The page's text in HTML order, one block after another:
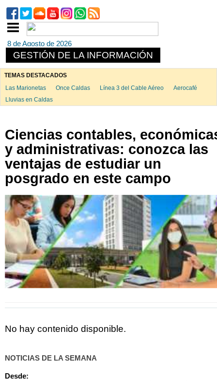
8 de Agosto de 2026
GESTIÓN DE LA INFORMACIÓN
TEMAS DESTACADOS
Las Marionetas
Once Caldas Línea 3 del Cable Aéreo
Aerocafé
Lluvias en Caldas
Ciencias contables,
y administrativas: conozca las
ventajas de estudiar un
posgrado en este campo
No hay contenido disponible.
NOTICIAS DE LA SEMANA
Desde: